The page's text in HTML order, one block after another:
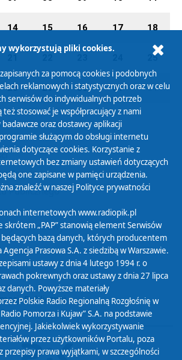
14 15 16 17 18
25
28 29 30 31 01
z Serwisu
Publicznego
osobowych
Publicznej
wykorzystują pliki cookies.
za pomocą cookies i podobnych
reklamowych i statystycznych oraz w celu
serwisów do indywidualnych potrzeb
stosować je współpracujący z nami
oraz dostawcy aplikacji
służącym do obsługi internetu
dotyczące cookies. Korzystanie z
bez zmiany ustawień dotyczących
one zapisane w pamięci urządzenia.
znaleźć w naszej Polityce prywatności
internetowych www.radiopik.pl
skrótem „PAP” stanowią element Serwisów
bazą danych, których producentem
Agencja Prasowa S.A. z siedzibą w Warszawie.
ustawy z dnia 4 lutego 1994 r. o
pokrewnych oraz ustawy z dnia 27 lipca
danych. Powyższe materiały
Polskie Radio Regionalną Rozgłośnię w
Pomorza i Kujaw” S.A. na podstawie
Jakiekolwiek wykorzystywanie
przez użytkowników Portalu, poza
przepisy prawa wyjątkami, w szczególności